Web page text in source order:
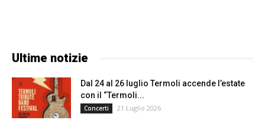
Ultime notizie
Dal 24 al 26 luglio Termoli accende l’estate
con il “Termoli...
Concerti 21 Luglio 2026